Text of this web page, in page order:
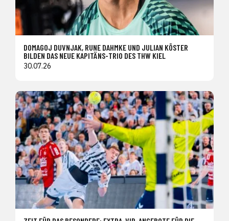
DOMAGOJ DUVNJAK, RUNE DAHMKE UND JULIAN KÖSTER
BILDEN DAS NEUE KAPITÄNS-TRIO DES THW KIEL
30.07.26